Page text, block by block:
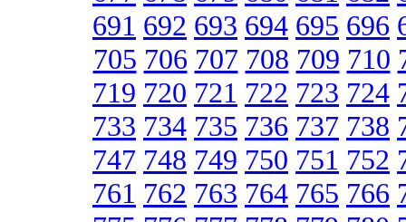
691 692 693 694 695 696
705 706 707 708 709 710
719 720 721 722 723 724
733 734 735 736 737 738
747 748 749 750 751 752
761 762 763 764 765 766